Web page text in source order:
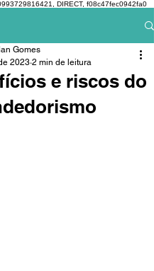
DIRECT, f08c47fec0942fa0
e riscos do
Gomes
2023 2 min de leitura
NaN de 5 estrelas.